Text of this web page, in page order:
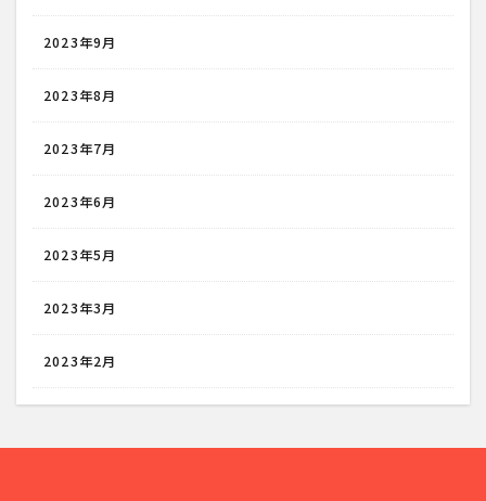
2023年9月
2023年8月
2023年7月
2023年6月
2023年5月
2023年3月
2023年2月